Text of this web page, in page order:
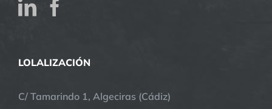
LOLALIZACIÓN
C/ Tamarindo 1, Algeciras (Cádiz)